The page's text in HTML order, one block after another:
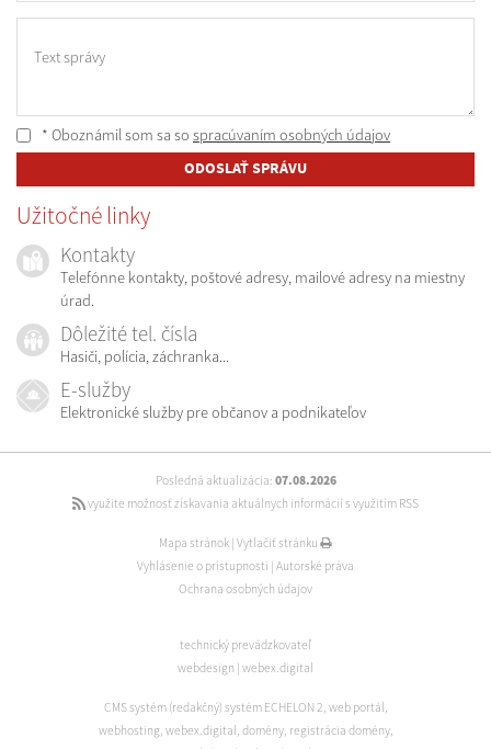
Text správy
* Oboznámil som sa so spracúvaním osobných údajov
ODOSLAŤ SPRÁVU
Užitočné linky
Kontakty
Telefónne kontakty, poštové adresy, mailové adresy na miestny
úrad.
Dôležité tel. čísla
Hasiči, polícia, záchranka...
E-služby
Elektronické služby pre občanov a podnikateľov
Posledná aktualizácia: 07.08.2026
využite možnosť získavania aktuálnych informácií s využitím RSS
Mapa stránok Vytlačiť stránku
Vyhlásenie o prístupnosti Autorské práva
Ochrana osobných údajov
technický prevádzkovateľ
webdesign webex.digital
CMS systém (redakčný) systém ECHELON 2, web portál ,
webhosting, webex.digital , domény, registrácia domény,